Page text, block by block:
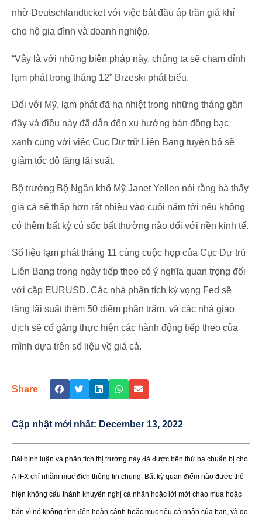
nhờ Deutschlandticket với việc bắt đầu áp trần giá khí
cho hộ gia đình và doanh nghiệp.
“Vậy là với những biện pháp này, chúng ta sẽ chạm đỉnh
lạm phát trong tháng 12” Brzeski phát biểu.
Đối với Mỹ, lạm phát đã hạ nhiệt trong những tháng gần
đây và điều này đã dẫn đến xu hướng bán đồng bạc
xanh cùng với việc Cục Dự trữ Liên Bang tuyên bố sẽ
giảm tốc độ tăng lãi suất.
Bộ trưởng Bộ Ngân khố Mỹ Janet Yellen nói rằng bà thấy
giá cả sẽ thấp hơn rất nhiều vào cuối năm tới nếu không
có thêm bất kỳ cú sốc bất thường nào đối với nền kinh tế.
Số liệu lạm phát tháng 11 cùng cuộc họp của Cục Dự trữ
Liên Bang trong ngày tiếp theo có ý nghĩa quan trọng đối
với cặp EURUSD. Các nhà phân tích kỳ vọng Fed sẽ
tăng lãi suất thêm 50 điểm phần trăm, và các nhà giao
dịch sẽ cố gắng thực hiện các hành động tiếp theo của
mình dựa trên số liệu về giá cả.
Share
Cập nhật mới nhất: December 13, 2022
Bài bình luận và phân tích thị trường này đã được bên thứ ba chuẩn bị cho
ATFX chỉ nhằm mục đích thông tin chung. Bất kỳ quan điểm nào được thể
hiện không cấu thành khuyến nghị cá nhân hoặc lời mời chào mua hoặc
bán vì nó không tính đến hoàn cảnh hoặc mục tiêu cá nhân của bạn, và do